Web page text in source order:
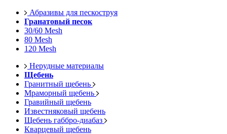
Абразивы для пескоструя
Гранатовый песок
30/60 Mesh
80 Mesh
120 Mesh
Нерудные материалы
Щебень
Гранитный щебень
Мраморный щебень
Гравийный щебень
Известняковый щебень
Щебень габбро-диабаз
Кварцевый щебень